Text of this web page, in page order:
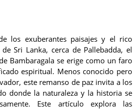
los exuberantes paisajes y el rico
Sri Lanka, cerca de Pallebadda, el
Bambaragala se erige como un faro
espiritual. Menos conocido pero
este remanso de paz invita a los
donde la naturaleza y la historia se
Este artículo explora las